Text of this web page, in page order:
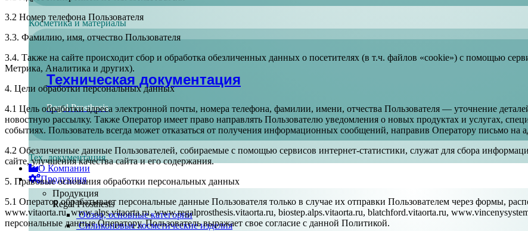
Косметика и материалы
Техническая документация
Regal Prosthesis
Тех. документация
О Компании
Продукция
Продукция
Regal Prosthesis
Обзор, основные категории
Силиконовые косметические изделия
3.2 Номер телефона Пользователя
3.3. Фамилию, имя, отчество Пользователя
3.4. Также на сайте происходит сбор и обработка обезличенных данных о посетителях (в т.ч. файлов «cookie») с помощью
Метрика, Аналитика и других).
4. Цели обработки персональных данных
4.1 Цель обработки адреса электронной почты, номера телефона, фамилии, имени, отчества Пользователя — уточнение
новостную рассылку. Также Оператор имеет право направлять Пользователю уведомления о новых продуктах и услугах,
событиях. Пользователь всегда может отказаться от получения информационных сообщений, направив Оператору письмо на
4.2 Обезличенные данные Пользователей, собираемые с помощью сервисов интернет-статистики, служат для сбора
сайте, улучшения качества сайта и его содержания.
5. Правовые основания обработки персональных данных
5.1 Оператор обрабатывает персональные данные Пользователя только в случае их отправки Пользователем через формы,
www.vitaorta.ru, www.alps.vitaorta.ru, www.regalprosthesis.vitaorta.ru, biostep.alps.vitaorta.ru, blatchford.vitaorta.ru,
персональные данные Оператору, Пользователь выражает свое согласие с данной Политикой.